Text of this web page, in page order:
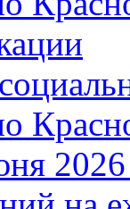
2026